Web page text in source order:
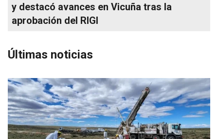
y destacó avances en Vicuña tras la
aprobación del RIGI
Últimas noticias